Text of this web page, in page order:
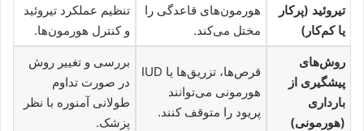
تیروئید (پرکار
یا کم‌کار)
هورمون‌های قاعدگی را
مختل می‌کند.
تنظیم عملکرد تیروئید
و کنترل هورمون‌ها.
روش‌های
پیشگیری از
بارداری
(هورمونی)
قرص‌ها، تزریق‌ها یا IUD
هورمونی می‌توانند
پریود را متوقف کنند.
بررسی و تغییر روش
در صورت تداوم
طولانی آمنوره با نظر
پزشک.